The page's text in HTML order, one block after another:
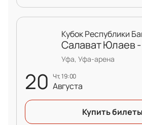
20 чт, 19:00
Августа
Кубок Республики
Салават Юлаев
Уфа, Уфа-арена
Купить билеты